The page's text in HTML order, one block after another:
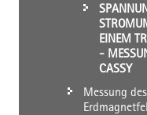
EINEM
-
CASSY
Messung des